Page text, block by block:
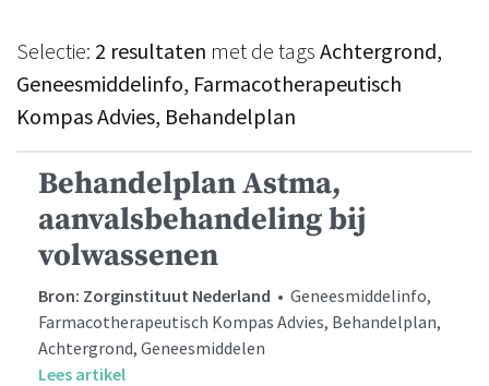
Selectie: 2 resultaten met de tags Achtergrond,
Geneesmiddelinfo, Farmacotherapeutisch
Kompas Advies, Behandelplan
Behandelplan Astma,
aanvalsbehandeling bij
volwassenen
Bron: Zorginstituut Nederland • Geneesmiddelinfo,
Farmacotherapeutisch Kompas Advies, Behandelplan,
Achtergrond, Geneesmiddelen
Lees artikel